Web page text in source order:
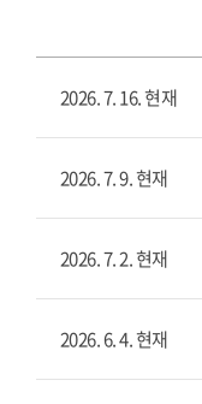
2026. 7. 16. 현재
2026. 7. 9. 현재
2026. 7. 2. 현재
2026. 6. 4. 현재